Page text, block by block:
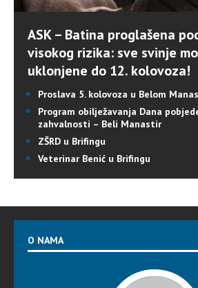
ASK – Batina proglašena
visokog rizika: sve svinje
uklonjene do 12. kolovoza!
Proslava 5. kolovoza u Belom
Program obilježavanja Dana
zahvalnosti – Beli Manastir
ZŠRD u Brifingu
Veterinar Benić u Brifingu
O NAMA